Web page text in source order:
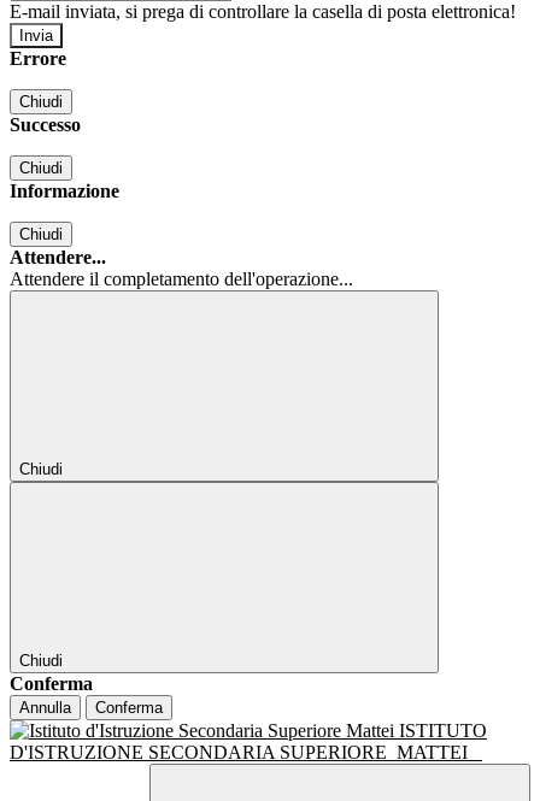
E-mail inviata, si prega di controllare la casella di posta elettronica!
Errore
Chiudi
Successo
Chiudi
Informazione
Chiudi
Attendere...
Attendere il completamento dell'operazione...
Chiudi
Chiudi
Conferma
Annulla Conferma
ISTITUTO
D'ISTRUZIONE SECONDARIA SUPERIORE MATTEI